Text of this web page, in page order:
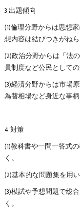
3 出題傾向
(1)倫理分野からは思想
想内容は結びつきがねら
(2)政治分野からは「法
員制度など公民として
(3)経済分野からは市場
為替相場など身近な事
4 対策
(1)教科書や一問一答式
く。
(2)基本的な問題集を用
(3)模試や予想問題で総
く。